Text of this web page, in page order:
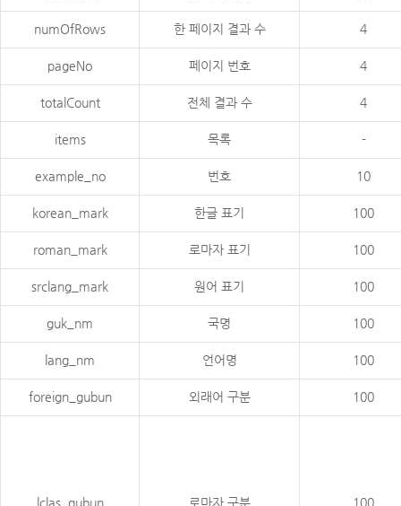
numOfRows 한 페이지 결과 수 4
pageNo 페이지 번호 4
totalCount 전체 결과 수 4
items 목록 -
example_no 번호 10
korean_mark 한글 표기 100
roman_mark 로마자 표기 100
srclang_mark 원어 표기 100
guk_nm 국명 100
lang_nm 언어명 100
foreign_gubun 외래어 구분 100
lclas_gubun 로마자 구분 100